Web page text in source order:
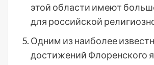
этой области имеют
для российской
Одним из наиболее
достижений Флоренского